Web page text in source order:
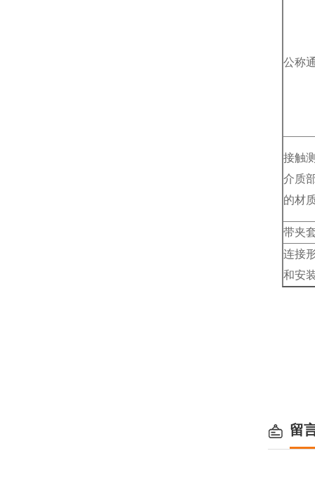
公称
接触
介质
的材
带夹
连接
和安
留